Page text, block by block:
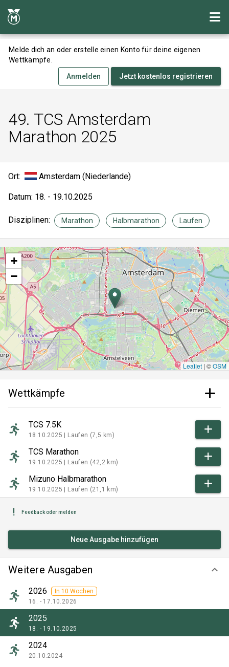
Melde dich an oder erstelle einen Konto für deine eigenen
Wettkämpfe.
Anmelden
Jetzt kostenlos registrieren
49. TCS Amsterdam
Marathon 2025
Neue Ausgabe hinzufügen
Weitere Ausgaben keyboard_arrow_down
2026
In 10 Wochen
16. - 17.10.2026
2025
18. - 19.10.2025
2024
20.10.2024
Ort: Amsterdam (Niederlande)
Datum: 18. - 19.10.2025
Disziplinen: Marathon Halbmarathon Laufen
+
−
Leaflet | ©OSM
Wettkämpfe
TCS 7.5K
18.10.2025 | Laufen (7,5 km)
TCS Marathon
19.10.2025 | Laufen (42,2 km)
Mizuno Halbmarathon
19.10.2025 | Laufen (21,1 km)
Feedback oder melden